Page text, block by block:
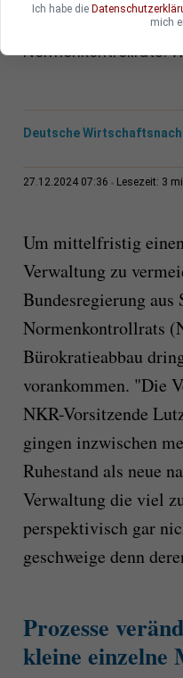
werden deutsche
Lutz Goebel,
Normenkontrollrats.
Deutsche
27.12.2024 07:36 Lesezeit: 3
Um mittelfristig
Verwaltung zu
Bundesregierung
Normenkontrollrats
Bürokratieabbau
vorankommen. "Die
NKR-Vorsitzende
gingen inzwischen
Ruhestand als neue
Verwaltung die viel
perspektivisch gar
geschweige denn
Prozesse
kleine einzelne
Ich habe die
mich